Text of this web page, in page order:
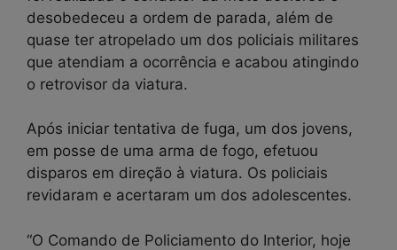
desobedeceu a ordem de parada, além de
quase ter atropelado um dos policiais militares
que atendiam a ocorrência e acabou atingindo
o retrovisor da viatura.
Após iniciar tentativa de fuga, um dos jovens,
em posse de uma arma de fogo, efetuou
disparos em direção à viatura. Os policiais
revidaram e acertaram um dos adolescentes.
“O Comando de Policiamento do Interior, hoje